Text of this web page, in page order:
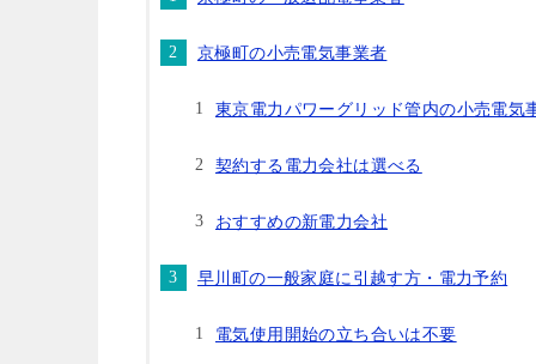
京極町の小売電気事業者
東京電力パワーグリッド管内の小売電気
契約する電力会社は選べる
おすすめの新電力会社
早川町の一般家庭に引越す方・電力予約
電気使用開始の立ち合いは不要